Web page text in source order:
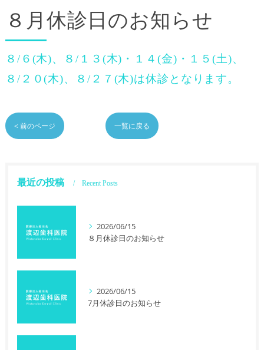
８月休診日のお知らせ
８/６(木)、８/１３(木)・１４(金)・１５(土)、
８/２０(木)、８/２７(木)は休診となります。
< 前のページ 一覧に戻る
最近の投稿 Recent Posts
2026/06/15
８月休診日のお知らせ
2026/06/15
7月休診日のお知らせ